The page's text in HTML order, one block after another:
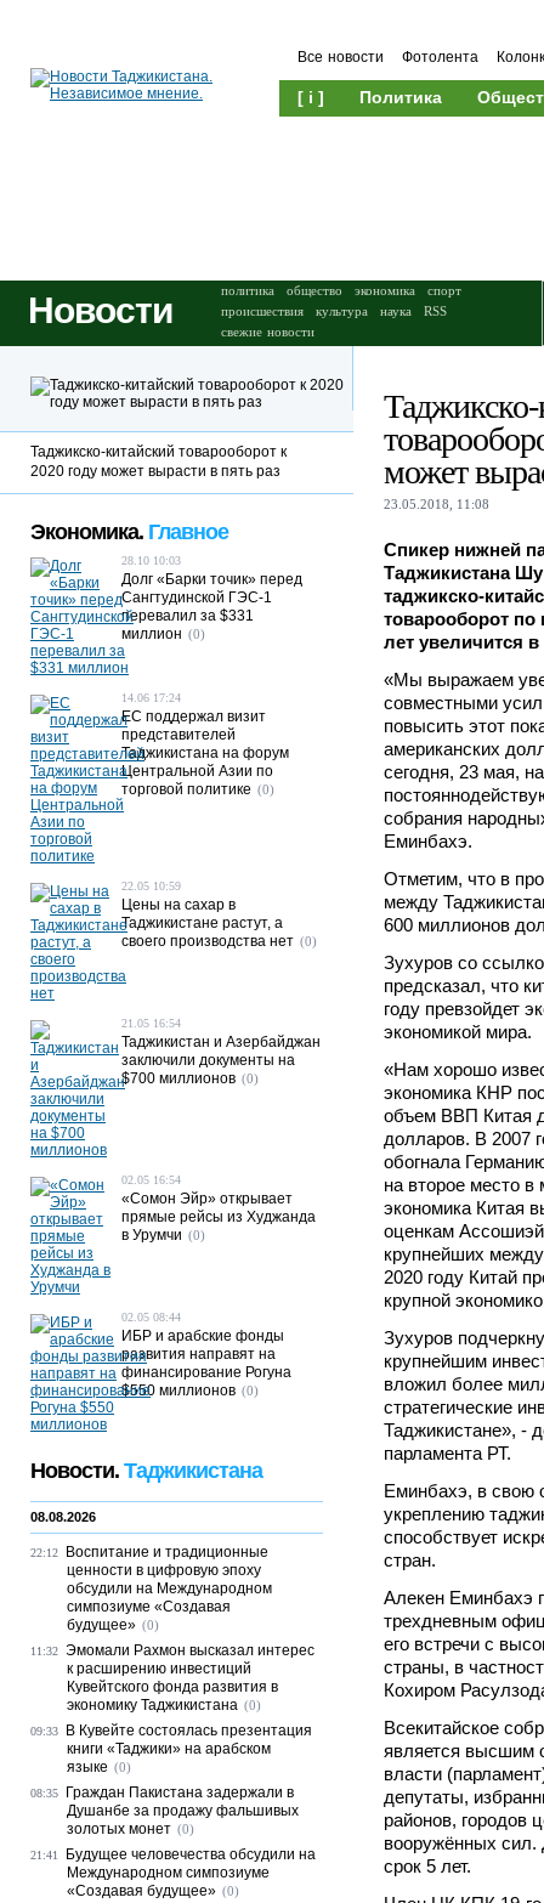
Все новости Фотолента
[ i ] Политика
Новости политика общество экономика
спорт
происшествия
культура наука
RSS
свежие новости
может
23.05.2018, 11:08
Спикер нижней
Таджикистана
таджикско-
товарооборот
лет увеличится в
«Мы выражаем
совместными
повысить этот
американских
сегодня, 23 мая,
собрания
Еминбахэ.
Отметим, что в
между
600 миллионов
Зухуров со
предсказал, что
году превзойдет
экономикой мира.
«Нам хорошо
экономика КНР
объем ВВП Китая
долларов. В 2007
обогнала
на второе место
экономика Китая
оценкам
крупнейших
2020 году Китай
крупной
Зухуров
крупнейшим
вложил более
стратегические
Таджикистане», -
парламента РТ.
Еминбахэ, в свою
укреплению
способствует
стран.
Алекен Еминбахэ
трехдневным
его встречи с
страны, в
Кохиром
Всекитайское
является высшим
власти
депутаты,
районов, городов
вооружённых
срок 5 лет.
Таджикско-китайский товарооборот к
2020 году может вырасти в пять раз
Экономика. Главное
28.10 10:03
Долг «Барки точик» перед
Сангтудинской ГЭС-1
перевалил за $331
миллион (0)
14.06 17:24
ЕС поддержал визит
представителей
Таджикистана на форум
Центральной Азии по
торговой политике (0)
22.05 10:59
Цены на сахар в
Таджикистане растут, а
своего производства нет (0)
21.05 16:54
Таджикистан и Азербайджан
заключили документы на
$700 миллионов (0)
02.05 16:54
«Сомон Эйр» открывает
прямые рейсы из Худжанда
в Урумчи (0)
02.05 08:44
ИБР и арабские фонды
развития направят на
финансирование Рогуна
$550 миллионов (0)
Новости. Таджикистана
08.08.2026
22:12
Воспитание и традиционные
ценности в цифровую эпоху
обсудили на Международном
симпозиуме «Создавая
будущее» (0)
11:32 Эмомали Рахмон высказал интерес
к расширению инвестиций
Кувейтского фонда развития в
экономику Таджикистана (0)
09:33
В Кувейте состоялась презентация
книги «Таджики» на арабском
языке (0)
08:35
Граждан Пакистана задержали в
Душанбе за продажу фальшивых
золотых монет (0)
21:41
Будущее человечества обсудили на
Международном симпозиуме
«Создавая будущее» (0)